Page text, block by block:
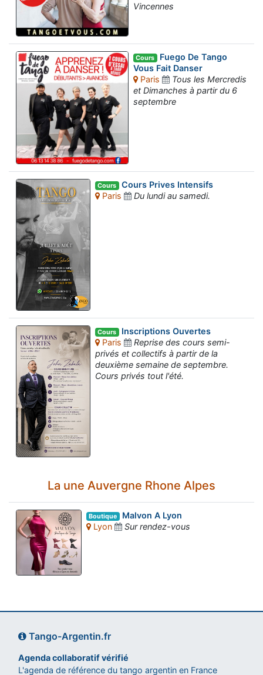
Vincennes
Cours Fuego De Tango
Vous Fait Danser
Paris
Tous les Mercredis
et Dimanches à partir du 6
septembre
Cours Cours Prives Intensifs
Paris
Du lundi au samedi.
Cours Inscriptions Ouvertes
Paris
Reprise des cours semi-
privés et collectifs à partir de la
deuxième semaine de septembre.
Cours privés tout l'été.
La une Auvergne Rhone Alpes
Boutique Malvon A Lyon
Lyon
Sur rendez-vous
Tango-Argentin.fr
Agenda collaboratif vérifié
L'agenda de référence du tango argentin en France